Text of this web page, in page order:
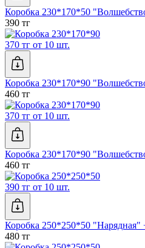
Коробка 230*170*50
390 тг
370 тг от 10 шт.
Коробка 230*170*90
460 тг
370 тг от 10 шт.
Коробка 230*170*90
460 тг
390 тг от 10 шт.
Коробка 250*250*50 "Нарядная"
480 тг